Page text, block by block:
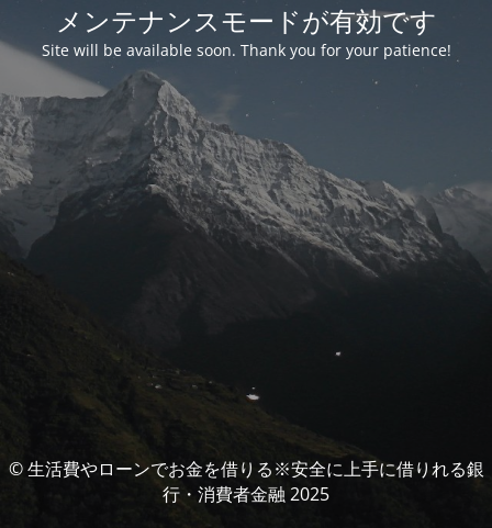
メンテナンスモードが有効です
Site will be available soon. Thank you for your patience!
© 生活費やローンでお金を借りる※安全に上手に借りれる銀
行・消費者金融 2025